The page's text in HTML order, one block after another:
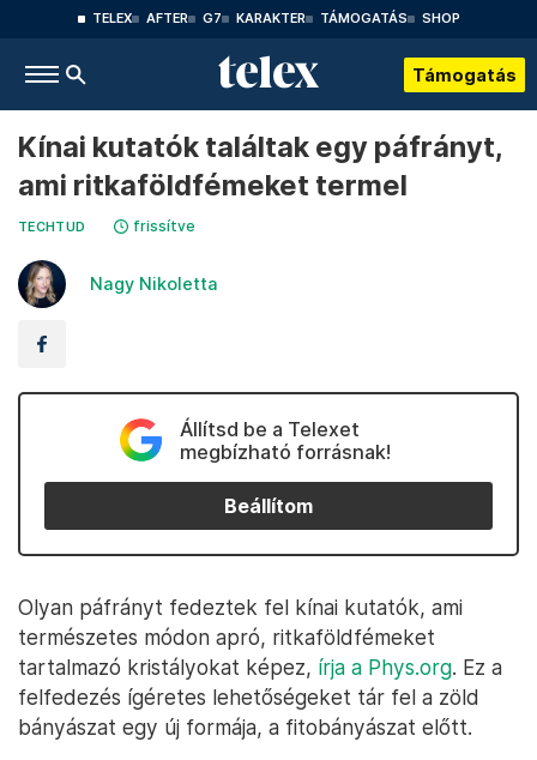
TELEX AFTER G7 KARAKTER TÁMOGATÁS SHOP
Támogatás
Kínai kutatók találtak egy páfrányt,
ami ritkaföldfémeket termel
TECHTUD frissítve
Nagy Nikoletta
Állítsd be a Telexet
megbízható forrásnak!
Beállítom
Olyan páfrányt fedeztek fel kínai kutatók, ami
természetes módon apró, ritkaföldfémeket
tartalmazó kristályokat képez, írja a Phys.org. Ez a
felfedezés ígéretes lehetőségeket tár fel a zöld
bányászat egy új formája, a fitobányászat előtt.